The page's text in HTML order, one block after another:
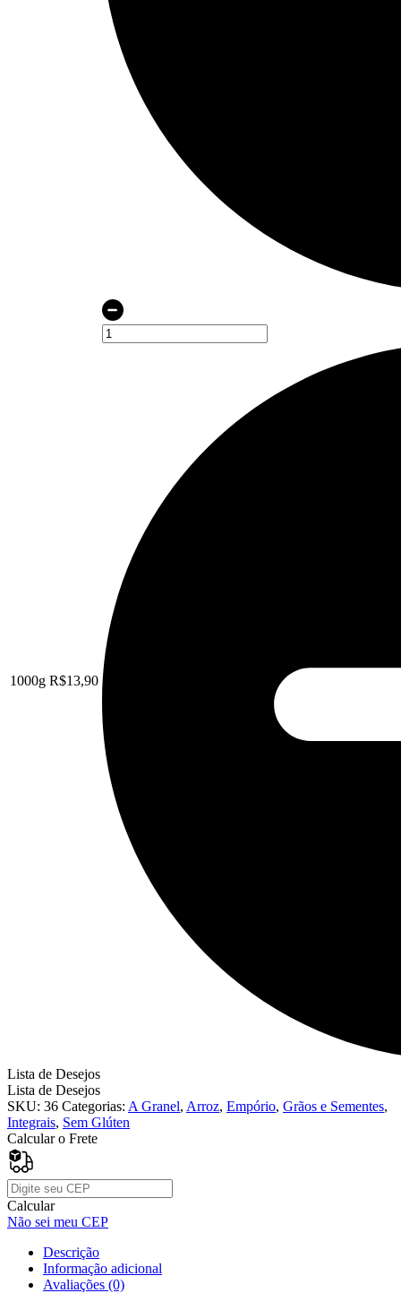
1000g R$13,90
Lista de Desejos
Lista de Desejos
SKU: 36 Categorias: A Granel, Arroz, Empório, Grãos e Sementes,
Integrais, Sem Glúten
Calcular o Frete
Calcular
Não sei meu CEP
Descrição
Informação adicional
Avaliações (0)